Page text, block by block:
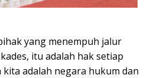
yang menempuh jalur
itu adalah hak setiap
adalah negara hukum dan